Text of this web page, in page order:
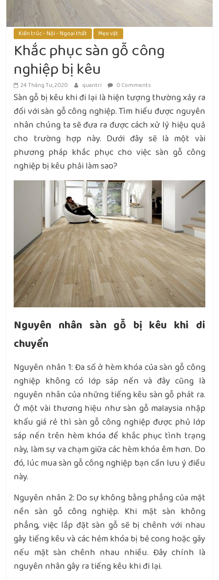
Kiến trúc - Nội - Ngoại thất Mẹo vặt
Khắc phục sàn gỗ công
nghiệp bị kêu
24 Tháng Tư, 2020 quantri 0 Comments
Sàn gỗ bị kêu khi đi lại là hiện tượng thường xảy ra
đối với sàn gỗ công nghiệp. Tìm hiểu được nguyên
nhân chúng ta sẽ đưa ra được cách xử lý hiệu quả
cho trường hợp này. Dưới đây sẽ là một vài
phương pháp khắc phục cho việc sàn gỗ công
nghiệp bị kêu phải làm sao?
Nguyên nhân sàn gỗ bị kêu khi di
chuyển
Nguyên nhân 1: Đa số ở hèm khóa của sàn gỗ công
nghiệp không có lớp sáp nến và đây cũng là
nguyên nhân của những tiếng kêu sàn gỗ phát ra.
Ở một vài thương hiệu như sàn gỗ malaysia nhập
khẩu giá rẻ thì sàn gỗ công nghiệp được phủ lớp
sáp nến trên hèm khóa để khắc phục tình trạng
này, làm sự va chạm giữa các hèm khóa êm hơn. Do
đó, lúc mua sàn gỗ công nghiệp bạn cần lưu ý điều
này.
Nguyên nhân 2: Do sự không bằng phẳng của mặt
nền sàn gỗ công nghiệp. Khi mặt sàn không
phẳng, việc lắp đặt sàn gỗ sẽ bị chênh với nhau
gây tiếng kêu và các hẻm khóa bị bẻ cong hoặc gãy
nếu mặt sàn chênh nhau nhiều. Đây chính là
nguyên nhân gây ra tiếng kêu khi đi lại.